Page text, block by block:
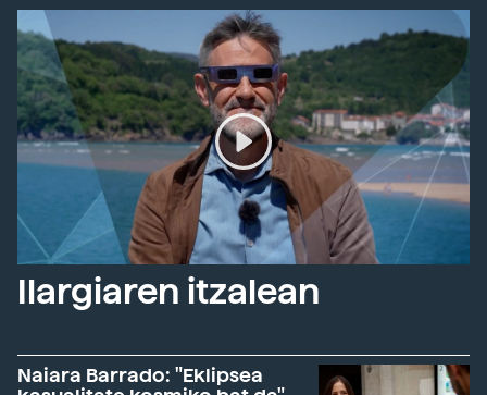
Ilargiaren itzalean
Naiara Barrado: "Eklipsea